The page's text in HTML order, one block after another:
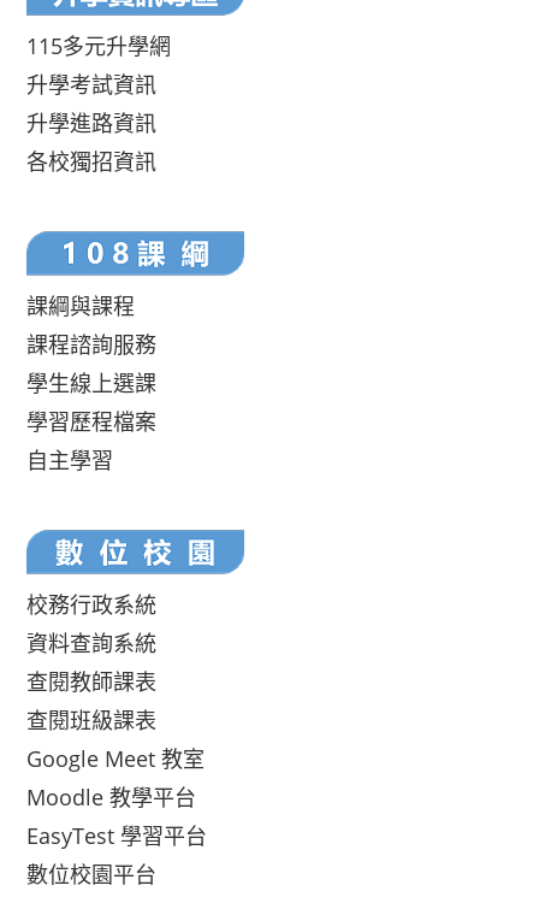
115多元升學網
升學考試資訊
升學進路資訊
各校獨招資訊
課綱與課程
課程諮詢服務
學生線上選課
學習歷程檔案
自主學習
校務行政系統
資料查詢系統
查閱教師課表
查閱班級課表
Google Meet 教室
Moodle 教學平台
EasyTest 學習平台
數位校園平台